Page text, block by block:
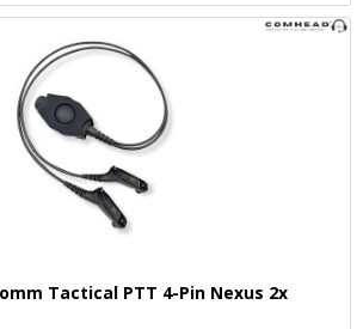
Tactical PTT 4-Pin Nexus 2x